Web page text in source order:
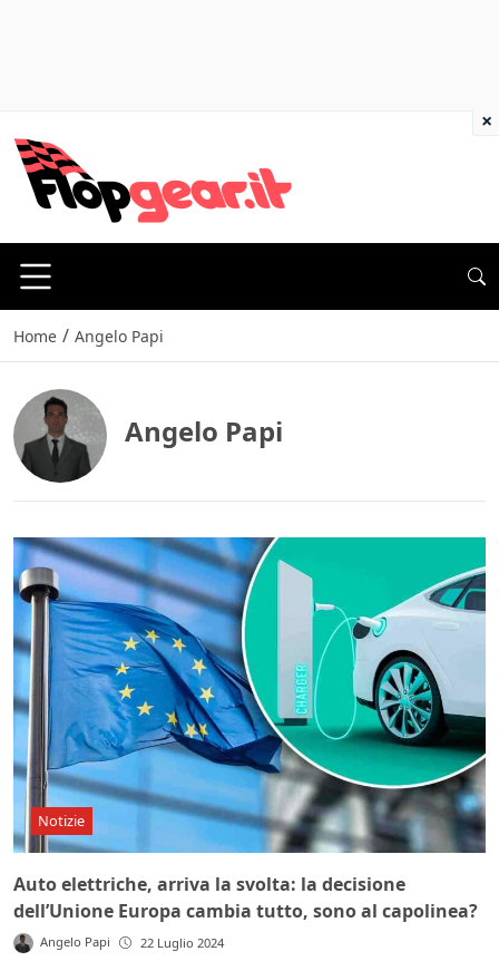
Home / Angelo Papi
Angelo Papi
Notizie
Auto elettriche, arriva la svolta: la decisione
dell’Unione Europa cambia tutto, sono al capolinea?
Angelo Papi 22 Luglio 2024
×